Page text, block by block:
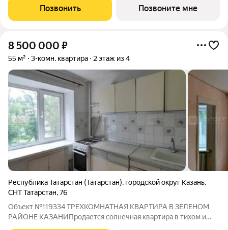
кто выбирает редкость, архитектуру и качество каждой
детали. Продаётся
Позвонить Позвоните мне
8 500 000 ₽
55 м² 3-комн. квартира 2 этаж из 4
Республика Татарстан (Татарстан), городской округ Казань,
СНТ Татарстан,76
Объект №119334 ТРЕХКОМНАТНАЯ КВАРТИРА В ЗЕЛЕНОМ
РАЙОНЕ КАЗАНИПродается солнечная квартира в тихом и